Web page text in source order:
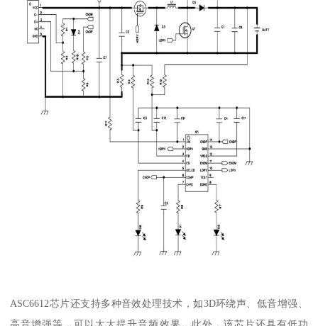
ASC6612芯片还支持多种音效处理技术，如3D环绕声、低音增强、